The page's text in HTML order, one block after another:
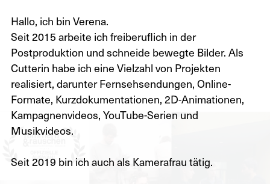
Hallo, ich bin Verena.
Seit 2015 arbeite ich freiberuflich in der
Postproduktion und schneide bewegte Bilder. Als
Cutterin habe ich eine Vielzahl von Projekten
realisiert, darunter Fernsehsendungen, Online-
Formate, Kurzdokumentationen, 2D-Animationen,
Kampagnenvideos, YouTube-Serien und
Musikvideos.
Seit 2019 bin ich auch als Kamerafrau tätig.